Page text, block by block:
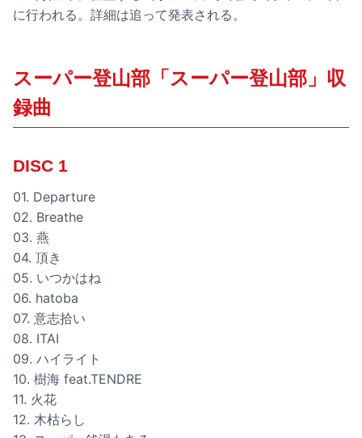
に行われる。詳細は追って発表される。
スーパー登山部「スーパー登山部」収
録曲
DISC 1
01. Departure
02. Breathe
03. 燕
04. 頂き
05. いつかはね
06. hatoba
07. 意志拾い
08. ITAI
09. ハイライト
10. 樹海 feat.TENDRE
11. 火花
12. 木枯らし